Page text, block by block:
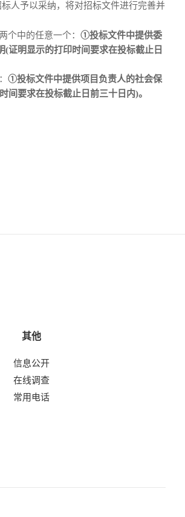
人予以采纳，将对招标文件进行完善并
两个中的任意一个： ①投标文件中提供委
证明显示的打印时间要求在投标截止日
①投标文件中提供项目负责人的社会保
间要求在投标截止日前三十日 内)。
其他
信息公开
在线调查
常用电话